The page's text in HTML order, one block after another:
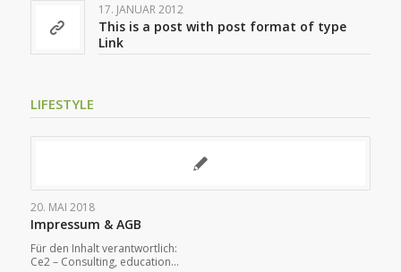
17. JANUAR 2012
This is a post with post format of type
Link
LIFESTYLE
20. MAI 2018
Impressum & AGB
Für den Inhalt verantwortlich:
Ce2 – Consulting, education…